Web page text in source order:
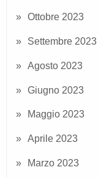
Ottobre 2023
Settembre 2023
Agosto 2023
Giugno 2023
Maggio 2023
Aprile 2023
Marzo 2023